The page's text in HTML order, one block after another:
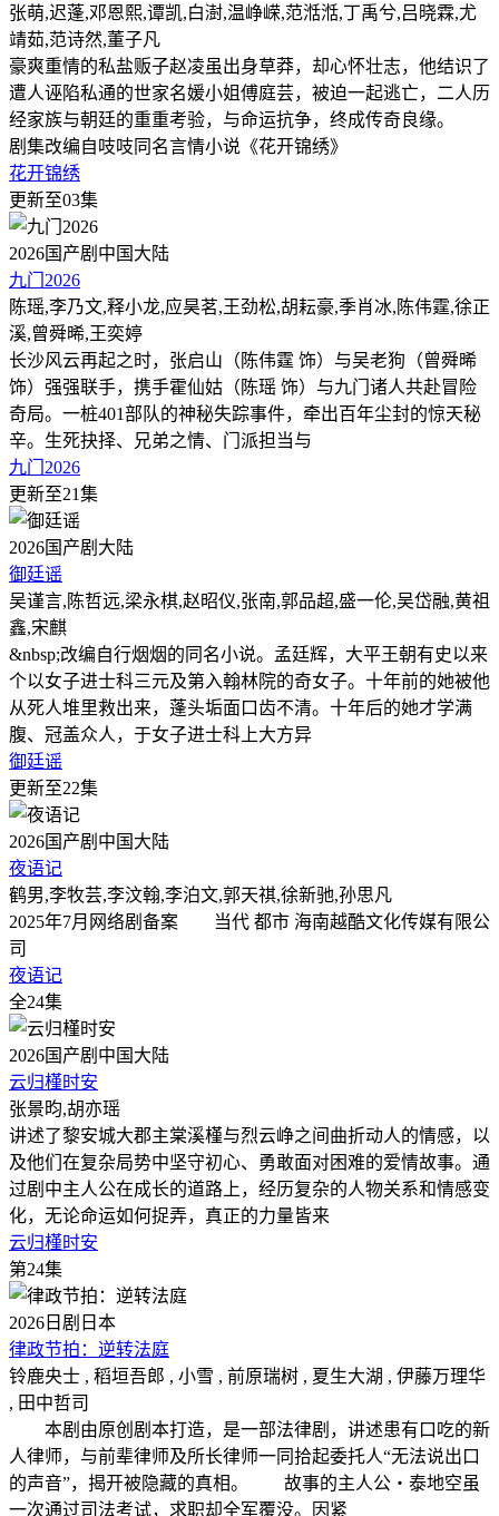
张萌,迟蓬,邓恩熙,谭凯,白澍,温峥嵘,范湉湉,丁禹兮,吕晓霖,尤
靖茹,范诗然,董子凡
豪爽重情的私盐贩子赵凌虽出身草莽，却心怀壮志，他结识了
遭人诬陷私通的世家名媛小姐傅庭芸，被迫一起逃亡，二人历
经家族与朝廷的重重考验，与命运抗争，终成传奇良缘。
剧集改编自吱吱同名言情小说《花开锦绣》
花开锦绣
更新至03集
2026国产剧 中国大陆
九门2026
陈瑶,李乃文,释小龙,应昊茗,王劲松,胡耘豪,季肖冰,陈伟霆,徐正
溪,曾舜晞,王奕婷
长沙风云再起之时，张启山（陈伟霆 饰）与吴老狗（曾舜晞
饰）强强联手，携手霍仙姑（陈瑶 饰）与九门诸人共赴冒险
奇局。一桩401部队的神秘失踪事件，牵出百年尘封的惊天秘
辛。生死抉择、兄弟之情、门派担当与
九门2026
更新至21集
2026国产剧 大陆
御廷谣
吴谨言,陈哲远,梁永棋,赵昭仪,张南,郭品超,盛一伦,吴岱融,黄祖
鑫,宋麒
&nbsp;改编自行烟烟的同名小说。孟廷辉，大平王朝有史以来
个以女子进士科三元及第入翰林院的奇女子。十年前的她被他
从死人堆里救出来，蓬头垢面口齿不清。十年后的她才学满
腹、冠盖众人，于女子进士科上大方异
御廷谣
更新至22集
2026国产剧 中国大陆
夜语记
鹤男,李牧芸,李汶翰,李泊文,郭天祺,徐新驰,孙思凡
2025年7月网络剧备案 当代 都市 海南越酷文化传媒有限公
司
夜语记
全24集
2026国产剧 中国大陆
云归槿时安
张景昀,胡亦瑶
讲述了黎安城大郡主棠溪槿与烈云峥之间曲折动人的情感，以
及他们在复杂局势中坚守初心、勇敢面对困难的爱情故事。通
过剧中主人公在成长的道路上，经历复杂的人物关系和情感变
化，无论命运如何捉弄，真正的力量皆来
云归槿时安
第24集
2026 日剧 日本
律政节拍：逆转法庭
铃鹿央士 , 稻垣吾郎 , 小雪 , 前原瑞树 , 夏生大湖 , 伊藤万理华
, 田中哲司
本剧由原创剧本打造，是一部法律剧，讲述患有口吃的新
人律师，与前辈律师及所长律师一同拾起委托人“无法说出口
的声音”，揭开被隐藏的真相。 故事的主人公・泰地空虽
一次通过司法考试，求职却全军覆没。因紧